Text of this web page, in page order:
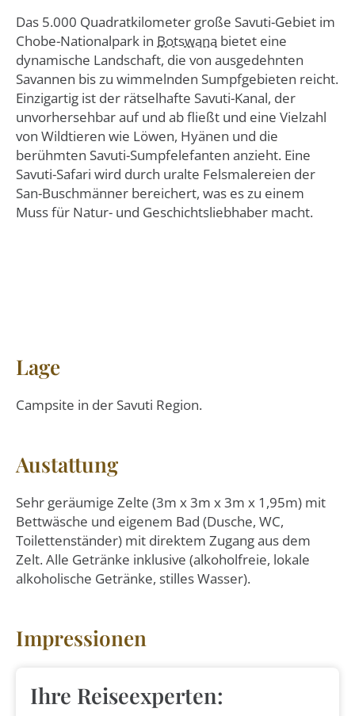
Das 5.000 Quadratkilometer große Savuti-Gebiet im
Chobe-Nationalpark in Botswana bietet eine
dynamische Landschaft, die von ausgedehnten
Savannen bis zu wimmelnden Sumpfgebieten reicht.
Einzigartig ist der rätselhafte Savuti-Kanal, der
unvorhersehbar auf und ab fließt und eine Vielzahl
von Wildtieren wie Löwen, Hyänen und die
berühmten Savuti-Sumpfelefanten anzieht. Eine
Savuti-Safari wird durch uralte Felsmalereien der
San-Buschmänner bereichert, was es zu einem
Muss für Natur- und Geschichtsliebhaber macht.
Lage
Campsite in der Savuti Region.
Austattung
Sehr geräumige Zelte (3m x 3m x 3m x 1,95m) mit
Bettwäsche und eigenem Bad (Dusche, WC,
Toilettenständer) mit direktem Zugang aus dem
Zelt. Alle Getränke inklusive (alkoholfreie, lokale
alkoholische Getränke, stilles Wasser).
Impressionen
Ihre Reiseexperten: